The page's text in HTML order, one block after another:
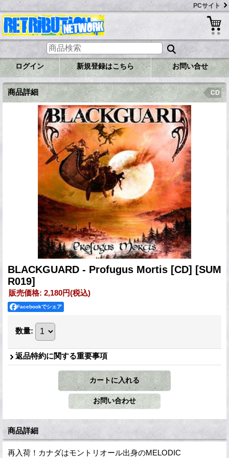
PCサイト
ログイン 新規登録はこちら お問い合せ
商品詳細 CD
BLACKGUARD - Profugus Mortis [CD] [SUM
R019]
販売価格: 2,180円(税込)
Facebookでシェア
数量:
返品特約に関する重要事項
商品詳細
再入荷！カナダはモントリオール出身のMELODIC